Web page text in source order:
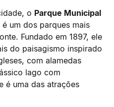
o Parque Municipal
é um dos parques mais
Fundado em 1897, ele
do paisagismo inspirado
com alamedas
lago com
é uma das atrações